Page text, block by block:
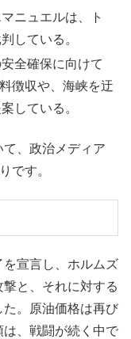
ニュエルは、ト
している。
全確保に向けて
徴収や、海峡を迂
している。
、政治メディア
です。
を宣言し、ホルムズ
と、それに対する
。原油価格は再び
は、戦闘が続く中で